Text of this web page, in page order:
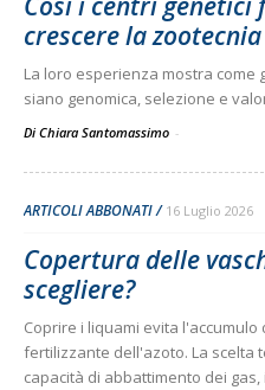
crescere la
La loro esperienza mostra come
siano genomica, selezione e
Di Chiara Santomassimo -
ARTICOLI ABBONATI 16 Luglio 2026
Copertura delle
scegliere?
Coprire i liquami evita
fertilizzante dell'azoto. La scelta
capacità di abbattimento dei